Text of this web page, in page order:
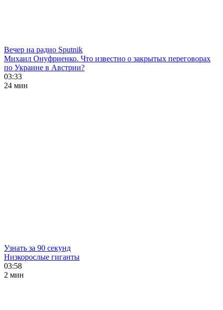
Вечер на радио Sputnik
Михаил Онуфриенко. Что известно о закрытых переговорах
по Украине в Австрии?
03:33
24 мин
Узнать за 90 секунд
Низкорослые гиганты
03:58
2 мин